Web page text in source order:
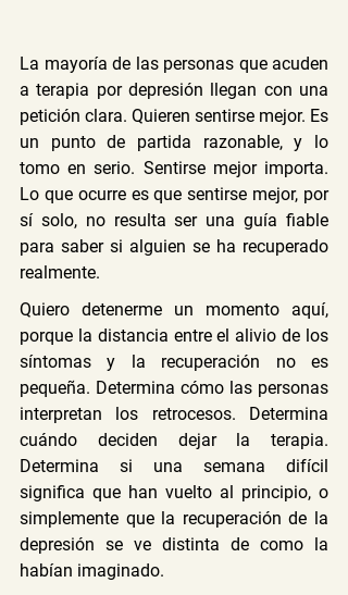
La mayoría de las personas que acuden
a terapia por depresión llegan con una
petición clara. Quieren sentirse mejor. Es
un punto de partida razonable, y lo
tomo en serio. Sentirse mejor importa.
Lo que ocurre es que sentirse mejor, por
sí solo, no resulta ser una guía fiable
para saber si alguien se ha recuperado
realmente.
Quiero detenerme un momento aquí,
porque la distancia entre el alivio de los
síntomas y la recuperación no es
pequeña. Determina cómo las personas
interpretan los retrocesos. Determina
cuándo deciden dejar la terapia.
Determina si una semana difícil
significa que han vuelto al principio, o
simplemente que la recuperación de la
depresión se ve distinta de como la
habían imaginado.